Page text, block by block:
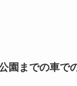
園までの車で